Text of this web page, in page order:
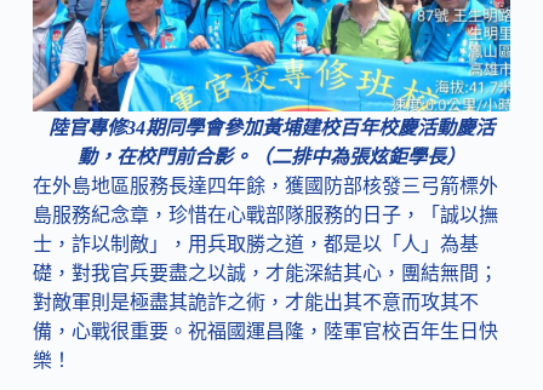
陸官專修34期同學會參加黃埔建校百年校慶活動慶活
動，在校門前合影。（二排中為張炫鉅學長）
在外島地區服務長達四年餘，獲國防部核發三弓箭標外
島服務紀念章，珍惜在心戰部隊服務的日子，「誠以撫
士，詐以制敵」，用兵取勝之道，都是以「人」為基
礎，對我官兵要盡之以誠，才能深結其心，團結無間；
對敵軍則是極盡其詭詐之術，才能出其不意而攻其不
備，心戰很重要。祝福國運昌隆，陸軍官校百年生日快
樂！